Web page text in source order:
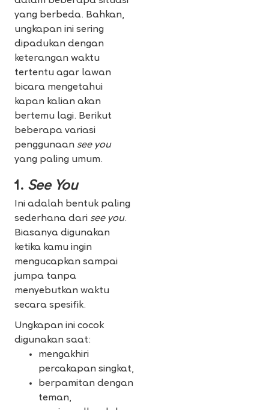
yang berbeda. Bahkan,
ungkapan ini sering
dipadukan dengan
keterangan waktu
tertentu agar lawan
bicara mengetahui
kapan kalian akan
bertemu lagi. Berikut
beberapa variasi
penggunaan see you
yang paling umum.
1. See You
Ini adalah bentuk paling
sederhana dari see you.
Biasanya digunakan
ketika kamu ingin
mengucapkan sampai
jumpa tanpa
menyebutkan waktu
secara spesifik.
Ungkapan ini cocok
digunakan saat:
mengakhiri
percakapan singkat,
berpamitan dengan
teman,